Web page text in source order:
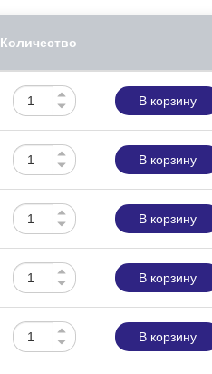
Количество
В корзину
В корзину
В корзину
В корзину
В корзину